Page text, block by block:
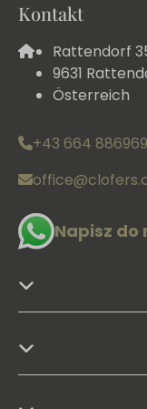
Kontakt
Rattendorf
9631
Österreich
+43 664
Napisz do